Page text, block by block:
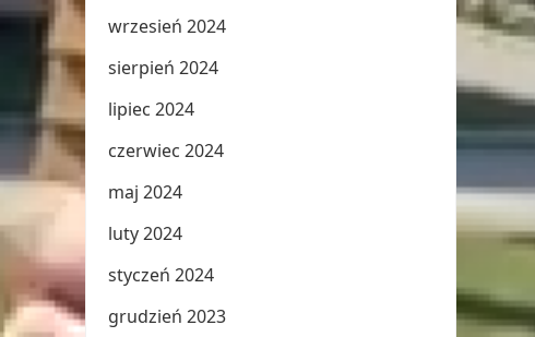
wrzesień 2024
sierpień 2024
lipiec 2024
czerwiec 2024
maj 2024
luty 2024
styczeń 2024
grudzień 2023